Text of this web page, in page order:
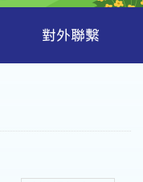
對外聯繫